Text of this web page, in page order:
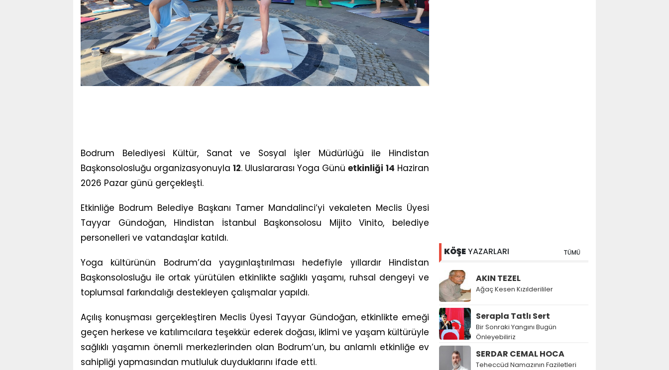
Bodrum Belediyesi Kültür, Sanat ve Sosyal İşler Müdürlüğü ile Hindistan
Başkonsolosluğu organizasyonuyla 12. Uluslararası Yoga Günü etkinliği 14 Haziran
2026 Pazar günü gerçekleşti.
Etkinliğe Bodrum Belediye Başkanı Tamer Mandalinci’yi vekaleten Meclis Üyesi
Tayyar Gündoğan, Hindistan İstanbul Başkonsolosu Mijito Vinito, belediye
personelleri ve vatandaşlar katıldı.
Yoga kültürünün Bodrum’da yaygınlaştırılması hedefiyle yıllardır Hindistan
Başkonsolosluğu ile ortak yürütülen etkinlikte sağlıklı yaşamı, ruhsal dengeyi ve
toplumsal farkındalığı destekleyen çalışmalar yapıldı.
Açılış konuşması gerçekleştiren Meclis Üyesi Tayyar Gündoğan, etkinlikte emeği
geçen herkese ve katılımcılara teşekkür ederek doğası, iklimi ve yaşam kültürüyle
sağlıklı yaşamın önemli merkezlerinden olan Bodrum’un, bu anlamlı etkinliğe ev
sahipliği yapmasından mutluluk duyduklarını ifade etti.
KÖŞEYAZARLARI TÜMÜ
AKIN TEZEL
Ağaç Kesen Kızılderililer
Serapla Tatlı Sert
Bir Sonraki Yangını Bugün
Önleyebiliriz
SERDAR CEMAL HOCA
Teheccüd Namazının Faziletleri